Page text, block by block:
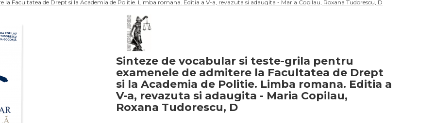
la Facultatea de Drept si la Academia de Politie. Limba romana. Editia a V-a, revazuta si adaugita - Maria Copilau, Roxana Tudorescu, D
Sinteze de vocabular si teste-grila pentru
examenele de admitere la Facultatea de Drept
si la Academia de Politie. Limba romana. Editia a
V-a, revazuta si adaugita - Maria Copilau,
Roxana Tudorescu, D